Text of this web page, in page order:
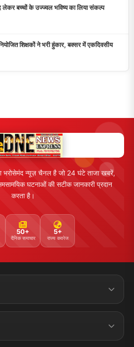
लेकर बच्चों के उज्ज्वल भविष्य का लिया संकल्प
शिक्षकों ने भरी हुंकार, बक्सर में एकदिवसीय
भरोसेमंद न्यूज़ चैनल है जो 24 घंटे ताजा खबरें,
घटनाओं की सटीक जानकारी प्रदान
करता है।
50+
दैनिक समाचार
5+
राज्य कवरेज
ब्रेकिंग न्यूज़